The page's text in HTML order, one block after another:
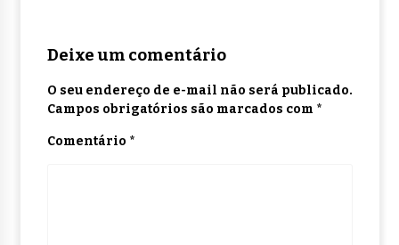
Deixe um comentário
O seu endereço de e-mail não será publicado.
Campos obrigatórios são marcados com *
Comentário *